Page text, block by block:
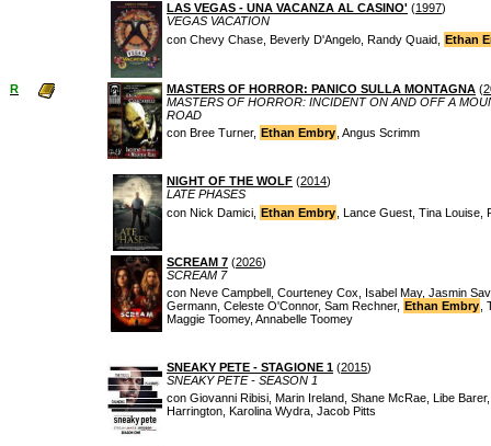
LAS VEGAS - UNA VACANZA AL CASINO' (1997)
VEGAS VACATION
con Chevy Chase, Beverly D'Angelo, Randy Quaid, Ethan
R MASTERS OF HORROR: PANICO SULLA MONTAGNA (
MASTERS OF HORROR: INCIDENT ON AND OFF A
ROAD
con Bree Turner, Ethan Embry , Angus Scrimm
NIGHT OF THE WOLF (2014)
LATE PHASES
con Nick Damici, Ethan Embry , Lance Guest, Tina Louise,
SCREAM 7 (2026)
SCREAM 7
con Neve Campbell, Courteney Cox, Isabel May, Jasmin
Germann, Celeste O'Connor, Sam Rechner, Ethan Embry
Maggie Toomey, Annabelle Toomey
SNEAKY PETE - STAGIONE 1 (2015)
SNEAKY PETE - SEASON 1
con Giovanni Ribisi, Marin Ireland, Shane McRae, Libe
Harrington, Karolina Wydra, Jacob Pitts